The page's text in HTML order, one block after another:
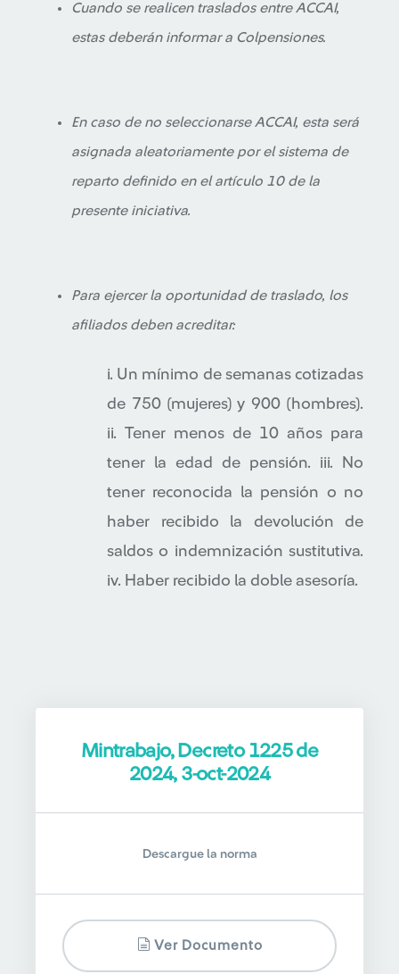
Cuando se realicen traslados entre ACCAI,
estas deberán informar a Colpensiones.
En caso de no seleccionarse ACCAI, esta será
asignada aleatoriamente por el sistema de
reparto definido en el artículo 10 de la
presente iniciativa.
Para ejercer la oportunidad de traslado, los
afiliados deben acreditar:
i. Un mínimo de semanas cotizadas
de 750 (mujeres) y 900 (hombres).
ii. Tener menos de 10 años para
tener la edad de pensión. iii. No
tener reconocida la pensión o no
haber recibido la devolución de
saldos o indemnización sustitutiva.
iv. Haber recibido la doble asesoría.
Mintrabajo, Decreto 1225 de
2024, 3-oct-2024
Descargue la norma
Ver Documento